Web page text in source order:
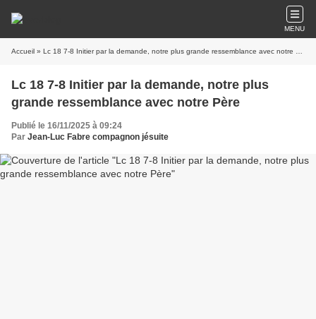
MENU
Accueil » Lc 18 7-8 Initier par la demande, notre plus grande ressemblance avec notre Père
Lc 18 7-8 Initier par la demande, notre plus
grande ressemblance avec notre Père
Publié le 16/11/2025 à 09:24
Par Jean-Luc Fabre compagnon jésuite